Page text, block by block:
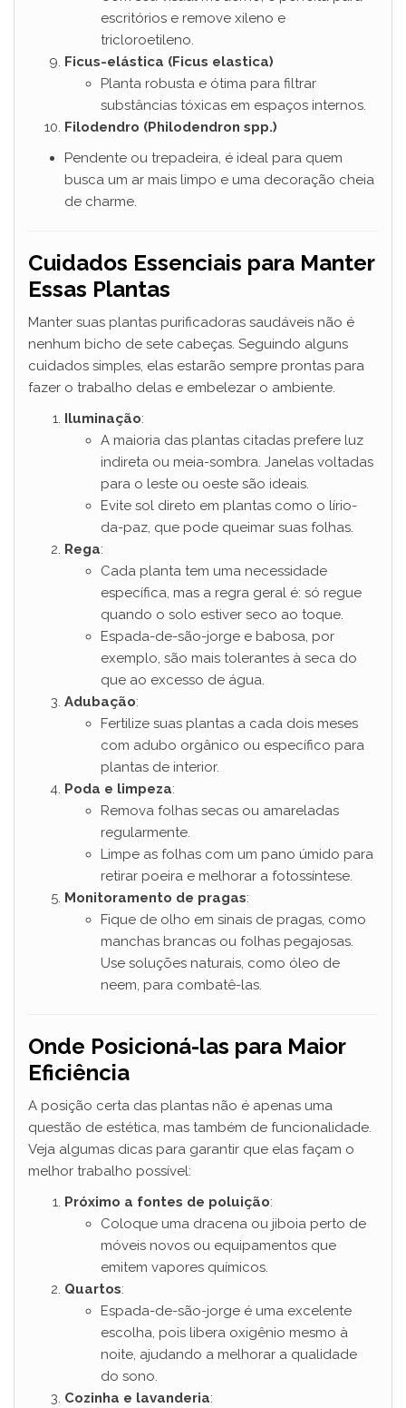
escritórios e remove xileno e
tricloroetileno.
Ficus-elástica (Ficus elastica)
Planta robusta e ótima para filtrar
substâncias tóxicas em espaços internos.
Filodendro (Philodendron spp.)
Pendente ou trepadeira, é ideal para quem
busca um ar mais limpo e uma decoração cheia
de charme.
Cuidados Essenciais para Manter
Essas Plantas
Manter suas plantas purificadoras saudáveis não é
nenhum bicho de sete cabeças. Seguindo alguns
cuidados simples, elas estarão sempre prontas para
fazer o trabalho delas e embelezar o ambiente.
Iluminação:
A maioria das plantas citadas prefere luz
indireta ou meia-sombra. Janelas voltadas
para o leste ou oeste são ideais.
Evite sol direto em plantas como o lírio-
da-paz, que pode queimar suas folhas.
Rega:
Cada planta tem uma necessidade
específica, mas a regra geral é: só regue
quando o solo estiver seco ao toque.
Espada-de-são-jorge e babosa, por
exemplo, são mais tolerantes à seca do
que ao excesso de água.
Adubação:
Fertilize suas plantas a cada dois meses
com adubo orgânico ou específico para
plantas de interior.
Poda e limpeza:
Remova folhas secas ou amareladas
regularmente.
Limpe as folhas com um pano úmido para
retirar poeira e melhorar a fotossíntese.
Monitoramento de pragas:
Fique de olho em sinais de pragas, como
manchas brancas ou folhas pegajosas.
Use soluções naturais, como óleo de
neem, para combatê-las.
Onde Posicioná-las para Maior
Eficiência
A posição certa das plantas não é apenas uma
questão de estética, mas também de funcionalidade.
Veja algumas dicas para garantir que elas façam o
melhor trabalho possível:
Próximo a fontes de poluição:
Coloque uma dracena ou jiboia perto de
móveis novos ou equipamentos que
emitem vapores químicos.
Quartos:
Espada-de-são-jorge é uma excelente
escolha, pois libera oxigênio mesmo à
noite, ajudando a melhorar a qualidade
do sono.
Cozinha e lavanderia: